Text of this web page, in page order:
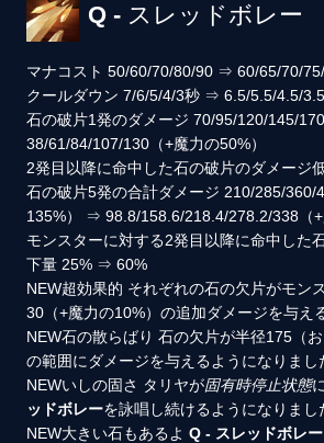
Q - スレッドボレー
マナコスト 50/60/70/80/90 ⇒ 60/65/70/
クールダウン 7/6/5/4/3秒 ⇒ 6.5/5.5/4.5/
石の破片1発のダメージ 70/95/120/145/170
38/61/84/107/130（+魔力の50%）
2発目以降に命中した石の破片のダメージ
石の破片5発の合計ダメージ 210/285/360/
135%）
⇒ 98.8/158.6/218.4/278.2/338（+
モンスターに対する2発目以降に命中した
下量 25% ⇒ 60%
NEW超効果的 それぞれの石の欠片がモン
30（+魔力の10%）の追加ダメージを与え
NEW石の散らばり 石の欠片が半径175（お
の範囲にダメージを与えるようになりまし
NEWいしの固さ タリヤが固有時停止状態
ッドボレーを詠唱し続けるようになりまし
NEW大きい石もあるよ Q - スレッドボレー